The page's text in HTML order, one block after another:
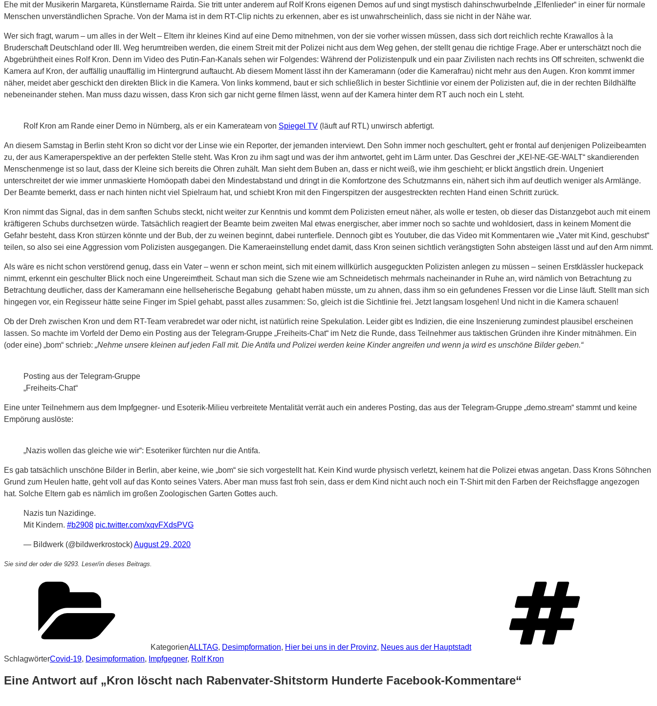
Ehe mit der Musikerin Margareta, Künstlername Rairda. Sie tritt unter anderem auf Rolf Krons eigenen Demos auf und singt mystisch dahinschwurbelnde „Elfenlieder“ in einer für normale
Menschen unverständlichen Sprache. Von der Mama ist in dem RT-Clip nichts zu erkennen, aber es ist unwahrscheinlich, dass sie nicht in der Nähe war.
Wer sich fragt, warum – um alles in der Welt – Eltern ihr kleines Kind auf eine Demo mitnehmen, von der sie vorher wissen müssen, dass sich dort reichlich rechte Krawallos à la
Bruderschaft Deutschland oder IIl. Weg herumtreiben werden, die einem Streit mit der Polizei nicht aus dem Weg gehen, der stellt genau die richtige Frage. Aber er unterschätzt noch die
Abgebrühtheit eines Rolf Kron. Denn im Video des Putin-Fan-Kanals sehen wir Folgendes: Während der Polizistenpulk und ein paar Zivilisten nach rechts ins Off schreiten, schwenkt die
Kamera auf Kron, der auffällig unauffällig im Hintergrund auftaucht. Ab diesem Moment lässt ihn der Kameramann (oder die Kamerafrau) nicht mehr aus den Augen. Kron kommt immer
näher, meidet aber geschickt den direkten Blick in die Kamera. Von links kommend, baut er sich schließlich in bester Sichtlinie vor einem der Polizisten auf, die in der rechten Bildhälfte
nebeneinander stehen. Man muss dazu wissen, dass Kron sich gar nicht gerne filmen lässt, wenn auf der Kamera hinter dem RT auch noch ein L steht.
Rolf Kron am Rande einer Demo in Nürnberg, als er ein Kamerateam von Spiegel TV (läuft auf RTL) unwirsch abfertigt.
An diesem Samstag in Berlin steht Kron so dicht vor der Linse wie ein Reporter, der jemanden interviewt. Den Sohn immer noch geschultert, geht er frontal auf denjenigen Polizeibeamten
zu, der aus Kameraperspektive an der perfekten Stelle steht. Was Kron zu ihm sagt und was der ihm antwortet, geht im Lärm unter. Das Geschrei der „KEI-NE-GE-WALT“ skandierenden
Menschenmenge ist so laut, dass der Kleine sich bereits die Ohren zuhält. Man sieht dem Buben an, dass er nicht weiß, wie ihm geschieht; er blickt ängstlich drein. Ungeniert
unterschreitet der wie immer unmaskierte Homöopath dabei den Mindestabstand und dringt in die Komfortzone des Schutzmanns ein, nähert sich ihm auf deutlich weniger als Armlänge.
Der Beamte bemerkt, dass er nach hinten nicht viel Spielraum hat, und schiebt Kron mit den Fingerspitzen der ausgestreckten rechten Hand einen Schritt zurück.
Kron nimmt das Signal, das in dem sanften Schubs steckt, nicht weiter zur Kenntnis und kommt dem Polizisten erneut näher, als wolle er testen, ob dieser das Distanzgebot auch mit einem
kräftigeren Schubs durchsetzen würde. Tatsächlich reagiert der Beamte beim zweiten Mal etwas energischer, aber immer noch so sachte und wohldosiert, dass in keinem Moment die
Gefahr besteht, dass Kron stürzen könnte und der Bub, der zu weinen beginnt, dabei runterfiele. Dennoch gibt es Youtuber, die das Video mit Kommentaren wie „Vater mit Kind, geschubst“
teilen, so also sei eine Aggression vom Polizisten ausgegangen. Die Kameraeinstellung endet damit, dass Kron seinen sichtlich verängstigten Sohn absteigen lässt und auf den Arm nimmt.
Als wäre es nicht schon verstörend genug, dass ein Vater – wenn er schon meint, sich mit einem willkürlich ausgeguckten Polizisten anlegen zu müssen – seinen Erstklässler huckepack
nimmt, erkennt ein geschulter Blick noch eine Ungereimtheit. Schaut man sich die Szene wie am Schneidetisch mehrmals nacheinander in Ruhe an, wird nämlich von Betrachtung zu
Betrachtung deutlicher, dass der Kameramann eine hellseherische Begabung gehabt haben müsste, um zu ahnen, dass ihm so ein gefundenes Fressen vor die Linse läuft. Stellt man sich
hingegen vor, ein Regisseur hätte seine Finger im Spiel gehabt, passt alles zusammen: So, gleich ist die Sichtlinie frei. Jetzt langsam losgehen! Und nicht in die Kamera schauen!
Ob der Dreh zwischen Kron und dem RT-Team verabredet war oder nicht, ist natürlich reine Spekulation. Leider gibt es Indizien, die eine Inszenierung zumindest plausibel erscheinen
lassen. So machte im Vorfeld der Demo ein Posting aus der Telegram-Gruppe „Freiheits-Chat“ im Netz die Runde, dass Teilnehmer aus taktischen Gründen ihre Kinder mitnähmen. Ein
(oder eine) „bom“ schrieb: „Nehme unsere kleinen auf jeden Fall mit. Die Antifa und Polizei werden keine Kinder angreifen und wenn ja wird es unschöne Bilder geben.“
Posting aus der Telegram-Gruppe
„Freiheits-Chat“
Eine unter Teilnehmern aus dem Impfgegner- und Esoterik-Milieu verbreitete Mentalität verrät auch ein anderes Posting, das aus der Telegram-Gruppe „demo.stream“ stammt und keine
Empörung auslöste:
„Nazis wollen das gleiche wie wir“: Esoteriker fürchten nur die Antifa.
Es gab tatsächlich unschöne Bilder in Berlin, aber keine, wie „bom“ sie sich vorgestellt hat. Kein Kind wurde physisch verletzt, keinem hat die Polizei etwas angetan. Dass Krons Söhnchen
Grund zum Heulen hatte, geht voll auf das Konto seines Vaters. Aber man muss fast froh sein, dass er dem Kind nicht auch noch ein T-Shirt mit den Farben der Reichsflagge angezogen
hat. Solche Eltern gab es nämlich im großen Zoologischen Garten Gottes auch.
Nazis tun Nazidinge.
Mit Kindern. #b2908 pic.twitter.com/xqvFXdsPVG
— Bildwerk (@bildwerkrostock)August 29, 2020
Sie sind der oder die 9293. Leser/in dieses Beitrags.
KategorienALLTAG, Desimpformation, Hier bei uns in der Provinz, Neues aus der Hauptstadt
SchlagwörterCovid-19, Desimpformation, Impfgegner, Rolf Kron
Eine Antwort auf „Kron löscht nach Rabenvater-Shitstorm Hunderte Facebook-Kommentare“